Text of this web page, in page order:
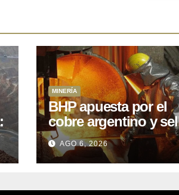
MINERÍA
BHP apuesta por el
cobre argentino y
acuerdo con Kobrea
para siete proyecto
AGO 6, 2026